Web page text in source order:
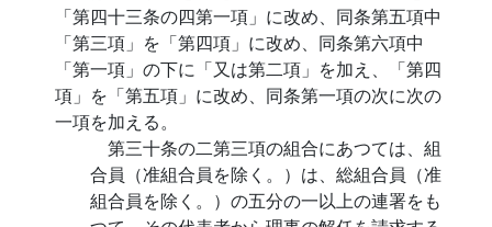
「第四十三条の四第一項」に改め、同条第五項中
「第三項」を「第四項」に改め、同条第六項中
「第一項」の下に「又は第二項」を加え、「第四
項」を「第五項」に改め、同条第一項の次に次の
一項を加える。
第三十条の二第三項の組合にあつては、組
合員（准組合員を除く。）は、総組合員（准
組合員を除く。）の五分の一以上の連署をも